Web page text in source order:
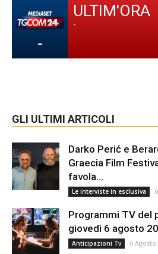
-
ULTIM'ORA
-
GLI ULTIMI ARTICOLI
Darko Perić e
Graecia Film
favola...
Le interviste in esclusiva
Programmi TV del
giovedì 6 agosto
Anticipazioni Tv 6 Agosto